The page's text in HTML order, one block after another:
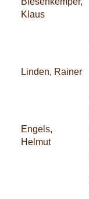
Klaus
Linden, Rainer
Engels,
Helmut